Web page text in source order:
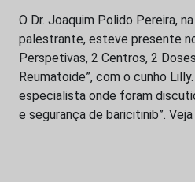
O Dr. Joaquim Polido Pereira,
palestrante, esteve presente
Perspetivas, 2 Centros, 2
Reumatoide”, com o cunho
especialista onde foram
e segurança de baricitinib”.